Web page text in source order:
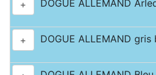
+ DOGUE ALLEMAND
+ DOGUE ALLEMAND